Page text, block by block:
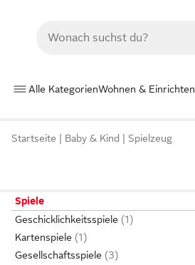
Alle KategorienWohnen & Einrichten
Startseite Baby & Kind Spielzeug
Spiele
Geschicklichkeitsspiele
Kartenspiele
Gesellschaftsspiele